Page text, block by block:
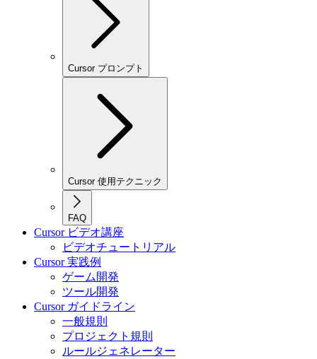
Cursor プロンプト
Cursor 使用テクニック
FAQ
Cursor ビデオ講座
ビデオチュートリアル
Cursor 実践例
ゲーム開発
ツール開発
Cursor ガイドライン
一般規則
プロジェクト規則
ルールジェネレーター